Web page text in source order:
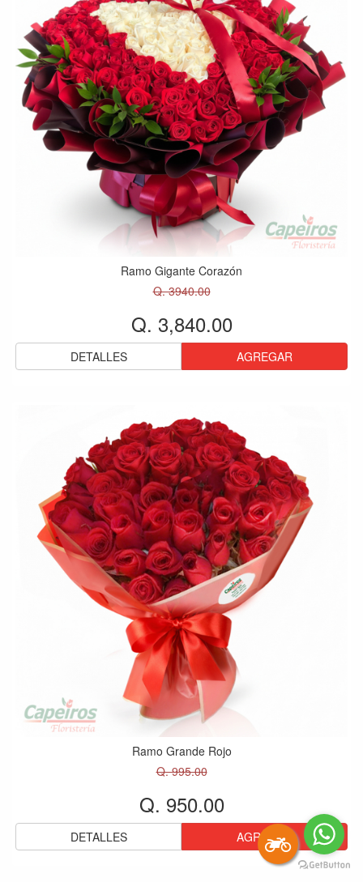
Ramo Gigante Corazón
Q. 3940.00
Q. 3,840.00
DETALLES AGREGAR
Ramo Grande Rojo
Q. 995.00
Q. 950.00
DETALLES AGREGAR